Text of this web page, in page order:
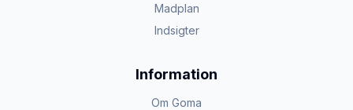
Madplan
Indsigter
Information
Om Goma